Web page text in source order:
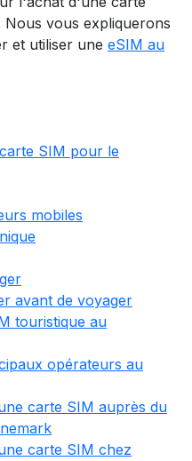
Nous vous expliquerons
et utiliser une eSIM au
SIM pour le
mobiles
avant de voyager
touristique au
opérateurs au
carte SIM auprès du
carte SIM chez